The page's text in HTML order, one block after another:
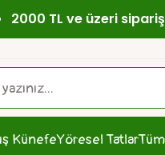
2000 TL ve üzeri
KünefeYöresel Tatlar